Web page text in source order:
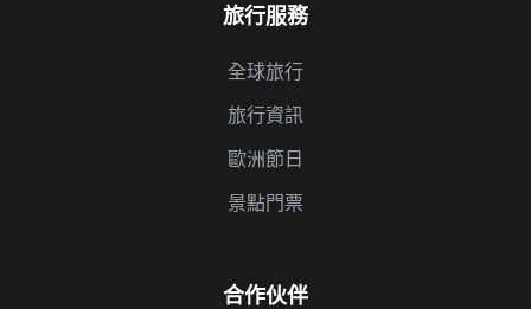
旅行服務
全球旅行
旅行資訊
歐洲節日
景點門票
合作伙伴